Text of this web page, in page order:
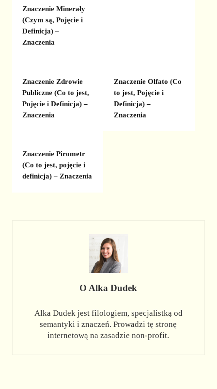
Znaczenie Minerały
(Czym są, Pojęcie i
Definicja) –
Znaczenia
Znaczenie Zdrowie
Publiczne (Co to jest,
Pojęcie i Definicja) –
Znaczenia
Znaczenie Olfato (Co
to jest, Pojęcie i
Definicja) –
Znaczenia
Znaczenie Pirometr
(Co to jest, pojęcie i
definicja) – Znaczenia
O Alka Dudek
Alka Dudek jest filologiem, specjalistką od
semantyki i znaczeń. Prowadzi tę stronę
internetową na zasadzie non-profit.